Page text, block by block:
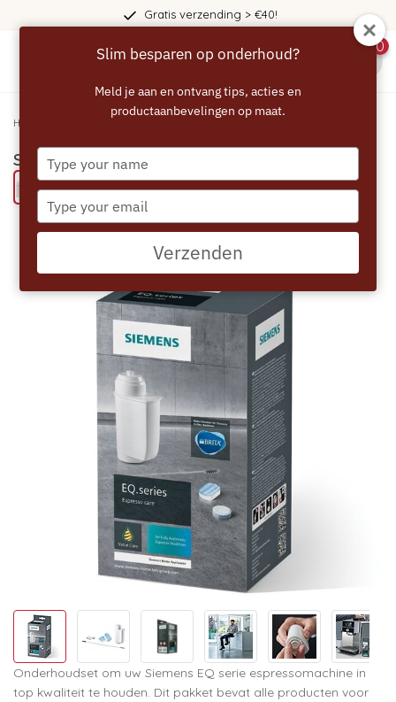
Gratis verzending > €40!
0
Home
SIEMENS Onderhoudsset EQ serie
Bespaar 20% met een ECCELLENTE product
Onderhoudset om uw Siemens EQ serie espressomachine in
top kwaliteit te houden. Dit pakket bevat alle producten voor
Slim besparen op onderhoud?
Meld je aan en ontvang tips, acties en
productaanbevelingen op maat.
Type
your
name
Type
your
email
Verzenden